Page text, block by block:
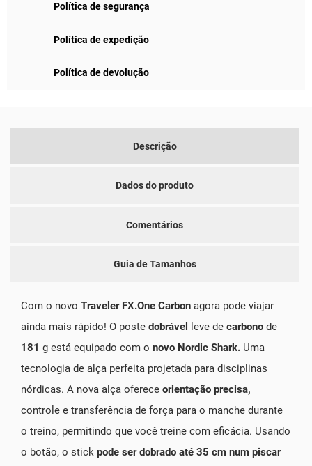
Política de segurança
Política de expedição
Política de devolução
Descrição
Dados do produto
Comentários
Guia de Tamanhos
Com o novo Traveler FX.One Carbon agora pode viajar
ainda mais rápido! O poste dobrável leve de carbono de
181 g está equipado com o novo Nordic Shark. Uma
tecnologia de alça perfeita projetada para disciplinas
nórdicas. A nova alça oferece orientação precisa,
controle e transferência de força para o manche durante
o treino, permitindo que você treine com eficácia. Usando
o botão, o stick pode ser dobrado até 35 cm num piscar